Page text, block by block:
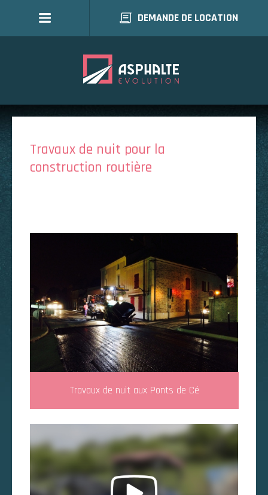
DEMANDE DE LOCATION
Travaux de nuit pour la
construction routière
Travaux de nuit aux Ponts de Cé